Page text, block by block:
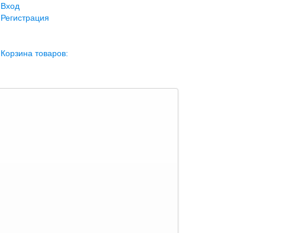
Вход
Регистрация
Корзина товаров: